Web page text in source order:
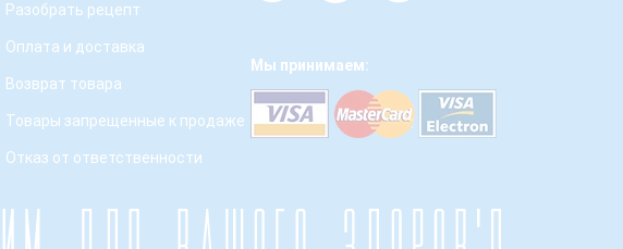
Разобрать рецепт
Оплата и доставка
Возврат товара
Товары запрещенные к продаже
Отказ от ответственности
Мы принимаем: